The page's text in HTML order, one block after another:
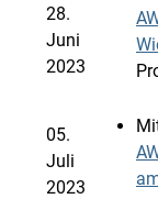
28.
Juni
2023
05.
Juli
2023